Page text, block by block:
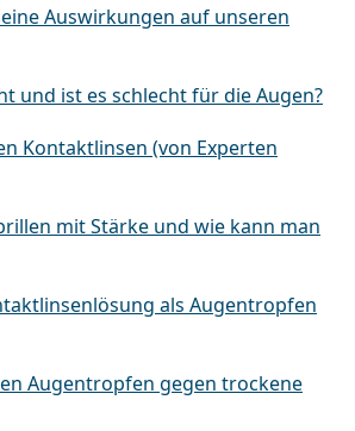
Auswirkungen auf unseren
und ist es schlecht für die Augen?
Kontaktlinsen (von Experten
mit Stärke und wie kann man
als Augentropfen
Augentropfen gegen trockene